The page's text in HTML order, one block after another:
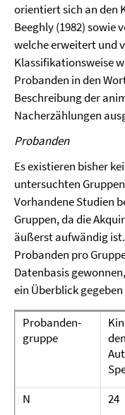
orientiert sich an den
Beeghly (1982) sowie
welche erweitert und
Klassifikationsweise
Probanden in den
Beschreibung der
Nacherzählungen
Probanden
Es existieren bisher
untersuchten
Vorhandene Studien
Gruppen, da die
äußerst aufwändig
Probanden pro
Datenbasis
ein Überblick
Probanden-
gruppe
N 24